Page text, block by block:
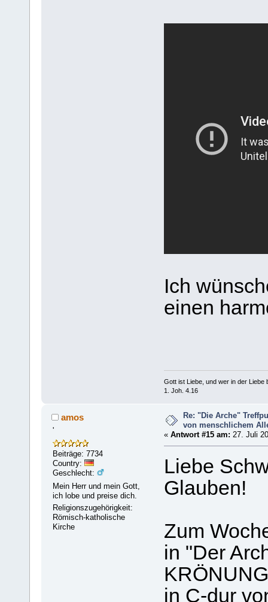
Ich
einen
Gott ist Liebe, und wer in der Liebe
1. Joh. 4.16
amos
'
Beiträge: 7734
Country:
Geschlecht:
Mein Herr und mein Gott,
ich lobe und preise dich.
Religionszugehörigkeit:
Römisch-katholische
Kirche
Re: "Die Arche"
von menschlichem
« Antwort #15 am: 27. Juli
Liebe
Glauben!
Zum
in "Der
in C-dur